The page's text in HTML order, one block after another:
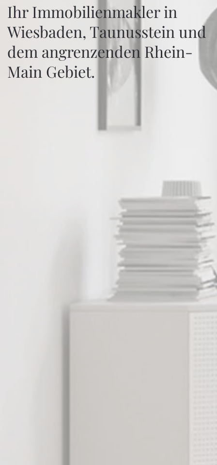
Ihr Immobilienmakler in
Wiesbaden, Taunusstein und
dem angrenzenden Rhein-
Main Gebiet.